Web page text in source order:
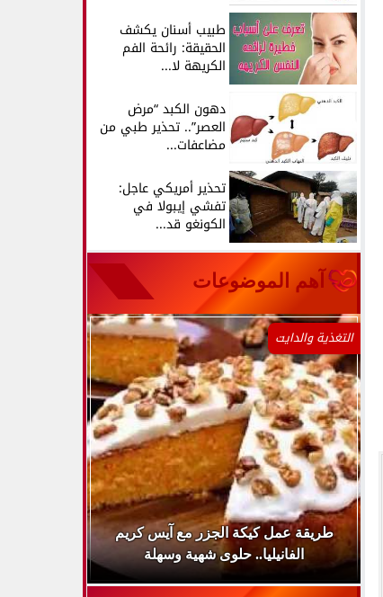
طبيب أسنان يكشف
الحقيقة: رائحة الفم
الكريهة لا...
دهون الكبد “مرض
العصر”.. تحذير طبي من
مضاعفات...
تحذير أمريكي عاجل:
تفشي إيبولا في
الكونغو قد...
آهم الموضوعات
التغذية والدايت
طريقة عمل كيكة الجزر مع آيس كريم
الفانيليا.. حلوى شهية وسهلة